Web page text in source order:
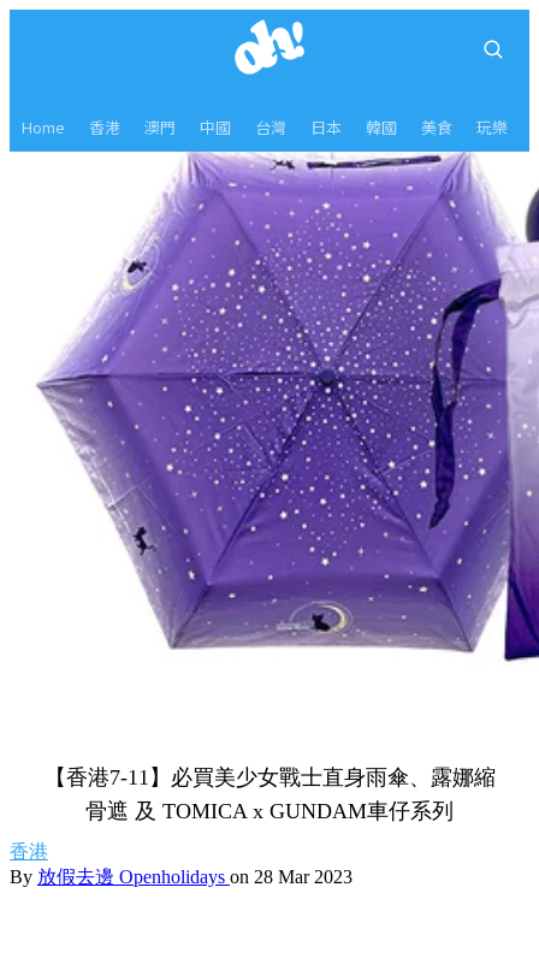
Home 香港 澳門 中國 台灣 日本 韓國 美食 玩樂
【香港7-11】必買美少女戰士直身雨傘、露娜縮
骨遮 及 TOMICA x GUNDAM車仔系列
香港
By 放假去邊 Openholidays on 28 Mar 2023